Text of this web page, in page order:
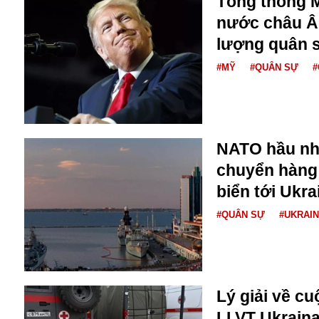
Công nghệ
Chuyện hay
Cuộc sống quanh ta
Casino
Chiến tranh thương mại
Chi hội phụ nữ TTTM Mátxcơva
Chính trị Nga
Chợ Vòm
Cảnh sát
Cấm bay
Cao tốc
Canada
nước châu
lượng quân
#MỸ #QUÂN SỰ
NATO hầu
chuyển
biển tới
#QUÂN SỰ
Lý giải về